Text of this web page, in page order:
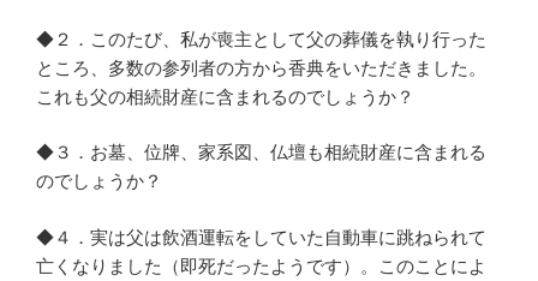
◆２．このたび、私が喪主として父の葬儀を執り行った
ところ、多数の参列者の方から香典をいただきました。
これも父の相続財産に含まれるのでしょうか？
◆３．お墓、位牌、家系図、仏壇も相続財産に含まれる
のでしょうか？
◆４．実は父は飲酒運転をしていた自動車に跳ねられて
亡くなりました（即死だったようです）。このことによ